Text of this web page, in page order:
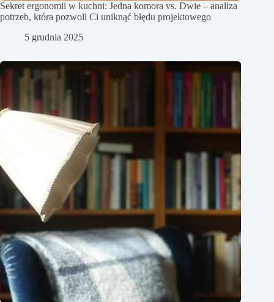
Sekret ergonomii w kuchni: Jedna komora vs. Dwie – analiza
potrzeb, która pozwoli Ci uniknąć błędu projektowego
5 grudnia 2025